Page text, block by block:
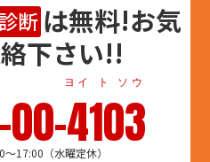
断 は無料!お気
下さい!!
4103
ヨイ ト ソウ
17:00（水曜定休）